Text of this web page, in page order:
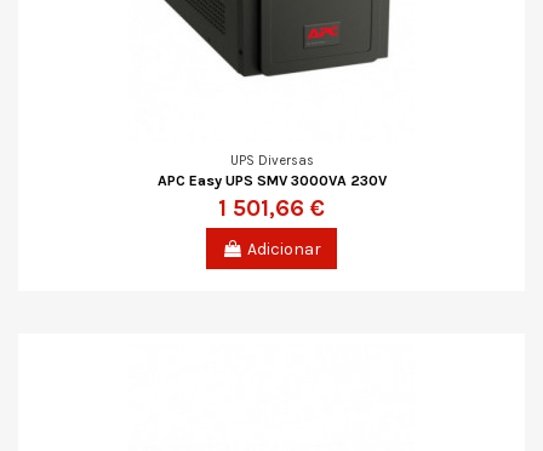
UPS Diversas
APC Easy UPS SMV 3000VA 230V
1 501,66 €
Adicionar